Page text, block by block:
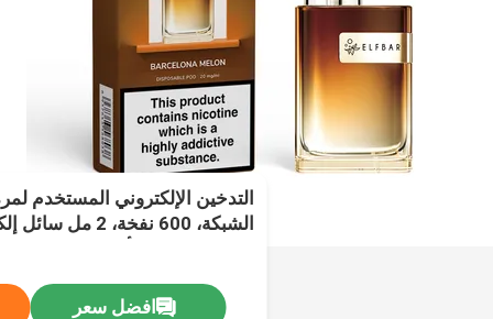
التدخين الإلكتروني المستخدم
افضل سعر